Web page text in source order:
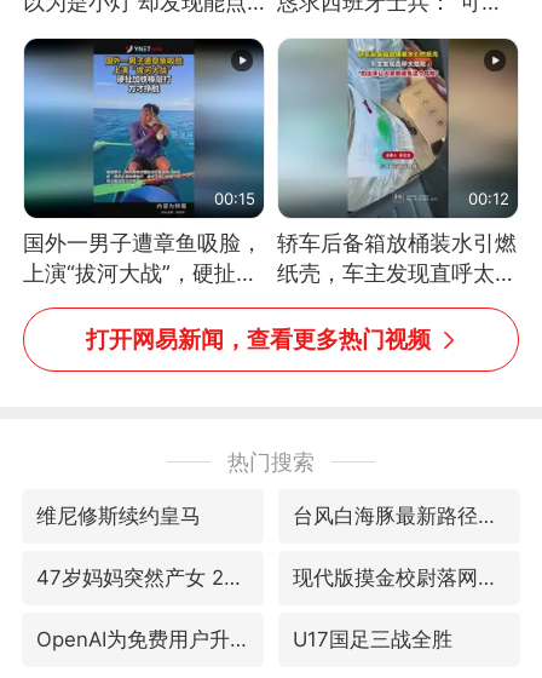
处理
00:15
国外一男子遭章鱼吸脸，
上演“拔河大战”，硬扯加
铁棒敲打方才挣脱
00:12
轿车后备箱放桶装水引燃
纸壳，车主发现直呼太危
险，“拍出来让大家都避
免这个危险”
打开网易新闻，查看更多热门视频
热门搜索
维尼修斯续约皇马 台风白海豚最新路径研判来了
47岁妈妈突然产女 26岁女儿：很震惊 现代版摸金校尉落网查获400多枚古币
OpenAI为免费用户升级GPT-5.6 Luna U17国足三战全胜